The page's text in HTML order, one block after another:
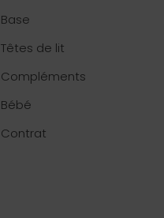
Base
Têtes de lit
Compléments
Bébé
Contrat